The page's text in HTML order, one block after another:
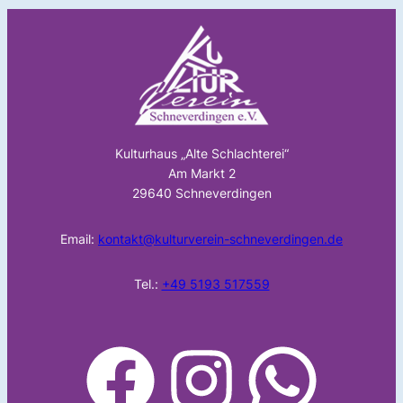
Kulturhaus „Alte Schlachterei“
Am Markt 2
29640 Schneverdingen
Email: kontakt@kulturverein-schneverdingen.de
Tel.: +49 5193 517559
facebook Instagram WhatsApp